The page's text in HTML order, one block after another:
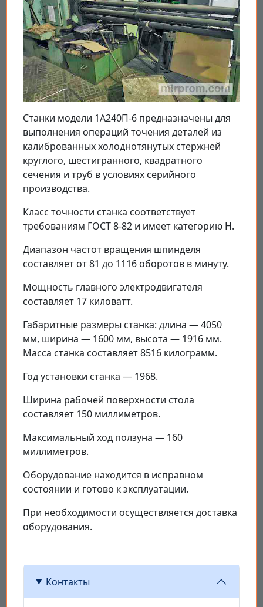
Станки модели 1А240П-6 предназначены для
выполнения операций точения деталей из
калиброванных холоднотянутых стержней
круглого, шестигранного, квадратного
сечения и труб в условиях серийного
производства.
Класс точности станка соответствует
требованиям ГОСТ 8-82 и имеет категорию Н.
Диапазон частот вращения шпинделя
составляет от 81 до 1116 оборотов в минуту.
Мощность главного электродвигателя
составляет 17 киловатт.
Габаритные размеры станка: длина — 4050
мм, ширина — 1600 мм, высота — 1916 мм.
Масса станка составляет 8516 килограмм.
Год установки станка — 1968.
Ширина рабочей поверхности стола
составляет 150 миллиметров.
Максимальный ход ползуна — 160
миллиметров.
Оборудование находится в исправном
состоянии и готово к эксплуатации.
При необходимости осуществляется доставка
оборудования.
Контакты